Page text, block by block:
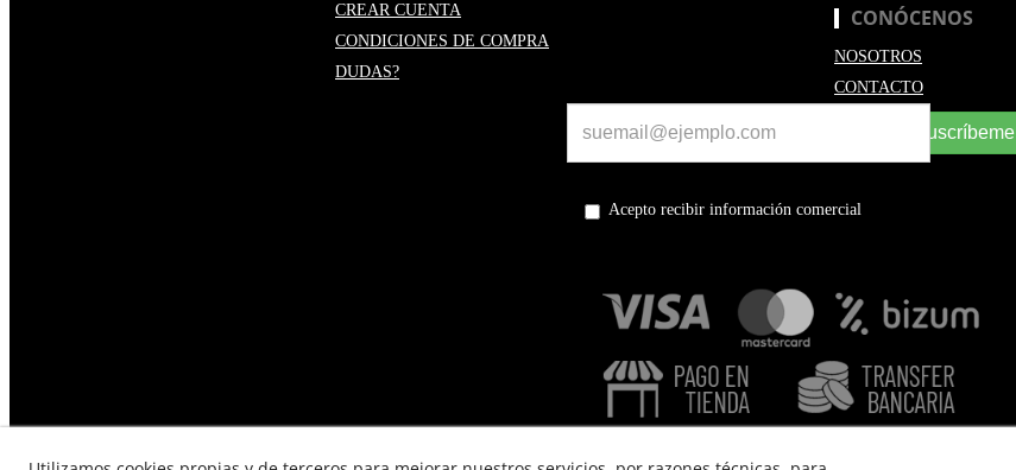
CREAR CUENTA
CONDICIONES DE COMPRA
DUDAS?
CONÓCENOS
NOSOTROS
CONTACTO
Suscríbeme
Acepto recibir información comercial